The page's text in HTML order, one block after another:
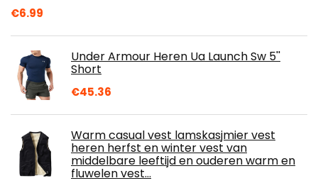
€6.99
Under Armour Heren Ua Launch Sw 5''
Short
€45.36
Warm casual vest lamskasjmier vest
heren herfst en winter vest van
middelbare leeftijd en ouderen warm en
fluwelen vest…